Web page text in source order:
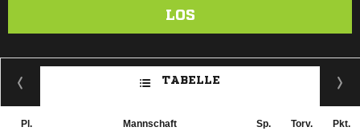
LOS
TABELLE
Pl. Mannschaft Sp. Torv. Pkt.